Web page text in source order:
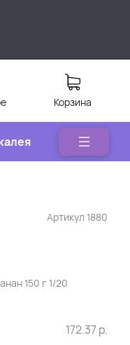
Корзина
Артикул 1880
150 г 1/20
172.37р.